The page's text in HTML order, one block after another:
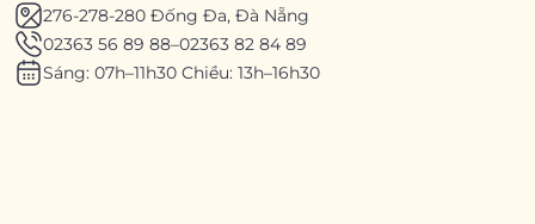
276-278-280 Đống Đa, Đà Nẵng
02363 56 89 88–02363 82 84 89
Sáng: 07h–11h30 Chiều: 13h–16h30